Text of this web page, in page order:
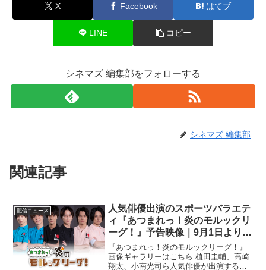
X Facebook はてブ
LINE コピー
シネマズ 編集部をフォローする
シネマズ 編集部
関連記事
配信ニュース
人気俳優出演のスポーツバラエテ
ィ『あつまれっ！炎のモルックリ
ーグ！』予告映像｜9月1日よりU-
NEXTにて独占配信
『あつまれっ！炎のモルックリーグ！』
画像ギャラリーはこちら 植田圭輔、高崎
翔太、小南光司ら人気俳優が出演するス